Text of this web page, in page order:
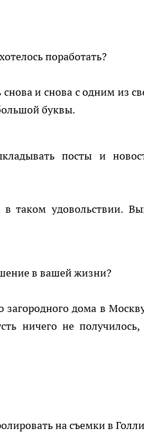
поработать?
снова и снова с одним из
буквы.
посты и
таком удовольствии.
в вашей жизни?
загородного дома в
ничего не
на съемки в